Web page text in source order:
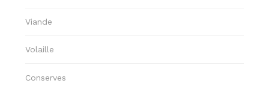
Viande
Volaille
Conserves